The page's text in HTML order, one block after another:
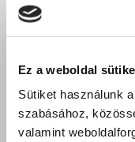
Ez a weboldal
Sütiket használunk
szabásához,
valamint